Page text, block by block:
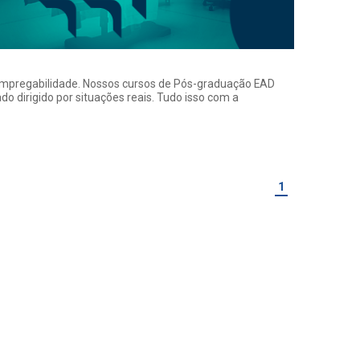
Nossos cursos de Pós-graduação EAD
dirigido por situações reais. Tudo isso com a
1